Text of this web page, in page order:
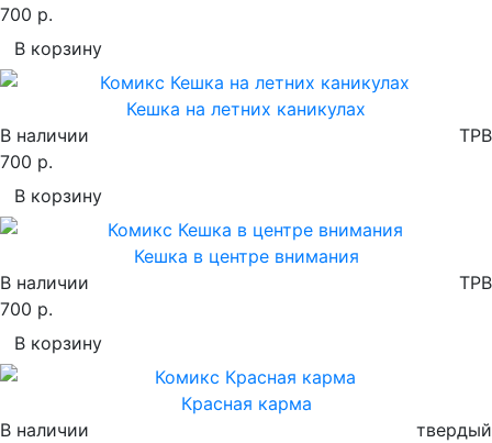
700 р.
В корзину
Кешка на летних каникулах
В наличии
TPB
700 р.
В корзину
Кешка в центре внимания
В наличии
TPB
700 р.
В корзину
Красная карма
В наличии
твердый